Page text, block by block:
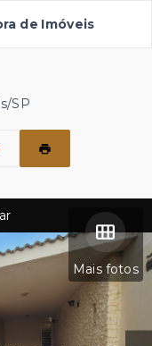
de Imóveis
SP
Mais fotos